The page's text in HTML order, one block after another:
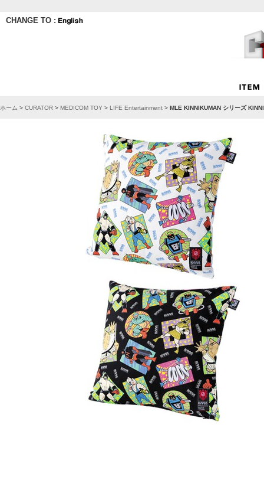
CHANGE TO :
ホーム > CURATOR > MEDICOM TOY > LIFE Entertainment > MLE KINNIKUMAN シリーズ